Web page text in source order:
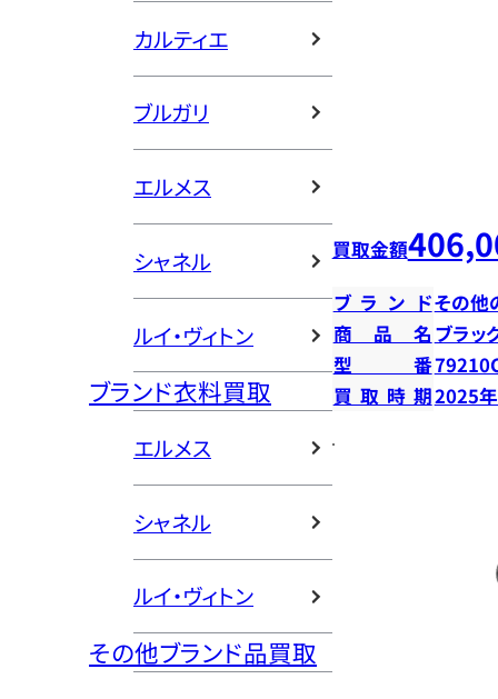
カルティエ
ブルガリ
エルメス
シャネル
ルイ・ヴィトン
ブランド衣料買取
エルメス
シャネル
ルイ・ヴィトン
その他ブランド品買取
買取金額
ブランドその他
商品名 ブラッ
型番
買取時期2025